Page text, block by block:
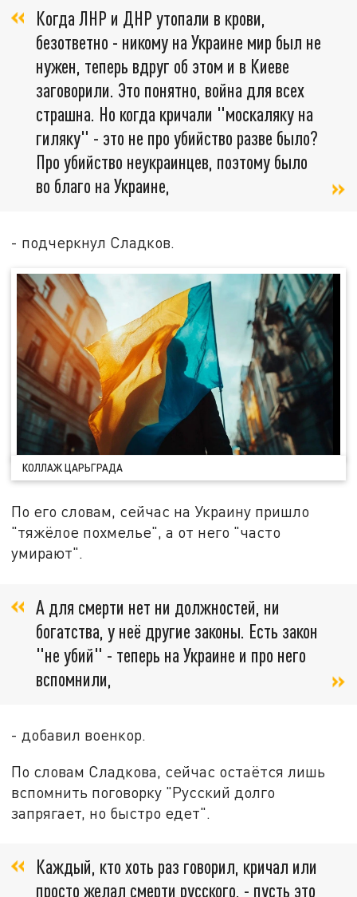
Когда ЛНР и ДНР утопали в крови,
безответно - никому на Украине мир был не
нужен, теперь вдруг об этом и в Киеве
заговорили. Это понятно, война для всех
страшна. Но когда кричали "москаляку на
гиляку" - это не про убийство разве было?
Про убийство неукраинцев, поэтому было
во благо на Украине,
- подчеркнул Сладков.
КОЛЛАЖ ЦАРЬГРАДА
По его словам, сейчас на Украину пришло
"тяжёлое похмелье", а от него "часто
умирают".
А для смерти нет ни должностей, ни
богатства, у неё другие законы. Есть закон
"не убий" - теперь на Украине и про него
вспомнили,
- добавил военкор.
По словам Сладкова, сейчас остаётся лишь
вспомнить поговорку "Русский долго
запрягает, но быстро едет".
Каждый, кто хоть раз говорил, кричал или
просто желал смерти русского, - пусть это